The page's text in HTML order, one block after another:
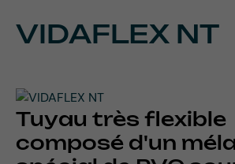
VIDAFLEX NT
Tuyau très flexible
composé d'un